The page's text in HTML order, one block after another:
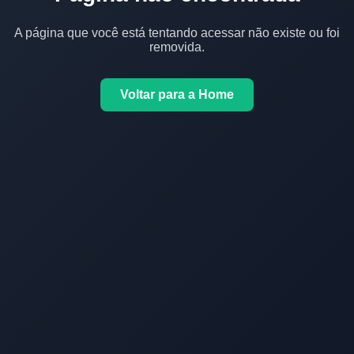
A página que você está tentando acessar não existe ou foi
removida.
Voltar para a Home